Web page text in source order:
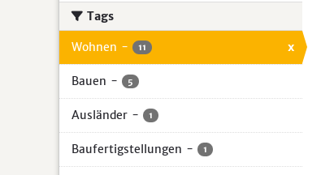
Tags
Wohnen - 11 x
Bauen - 5
Ausländer - 1
Baufertigstellungen - 1